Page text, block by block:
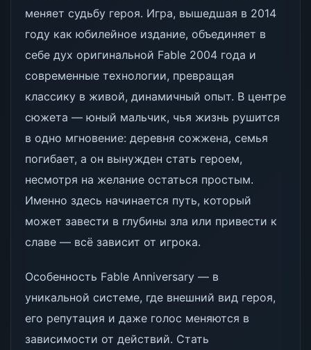
меняет судьбу героя. Игра, вышедшая в 2014
году как юбилейное издание, объединяет в
себе дух оригинальной Fable 2004 года и
современные технологии, превращая
классику в живой, динамичный опыт. В центре
сюжета — юный мальчик, чья жизнь рушится
в одно мгновение: деревня сожжена, семья
погибает, а он вынужден стать героем,
несмотря на желание остаться простым.
Именно здесь начинается путь, который
может завести в глубины зла или привести к
славе — всё зависит от игрока.
Особенность Fable Anniversary — в
уникальной системе, где внешний вид героя,
его репутация и даже голос меняются в
зависимости от действий. Стать